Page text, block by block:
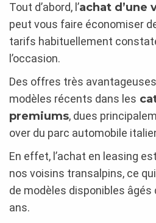
Tout d’abord, l’achat d’une
peut vous faire économiser
tarifs habituellement
l’occasion.
Des offres très
modèles récents dans les
premiums, dues
over du parc automobile
En effet, l’achat en leasing
nos voisins transalpins, ce qui
de modèles disponibles âgés
ans.